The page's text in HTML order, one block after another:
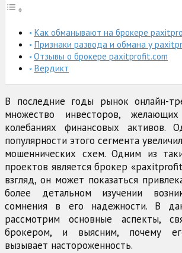
Как обманывают на брокере
Признаки развода и обмана у
Отзывы о брокере paxitprofit.com
Вердикт
В последние годы рынок онлайн-
множество инвесторов,
колебаниях финансовых активов.
популярности этого сегмента
мошеннических схем. Одним из
проектов является брокер
взгляд, он может показаться
более детальном изучении
сомнения в его надежности. В
рассмотрим основные аспекты,
брокером, и выясним, почему
вызывает настороженность.